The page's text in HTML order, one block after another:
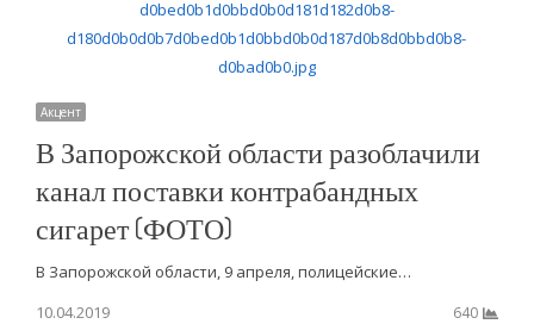
Акцент
В Запорожской области разоблачили
канал поставки контрабандных
сигарет (ФОТО)
В Запорожской области, 9 апреля, полицейские…
10.04.2019
640